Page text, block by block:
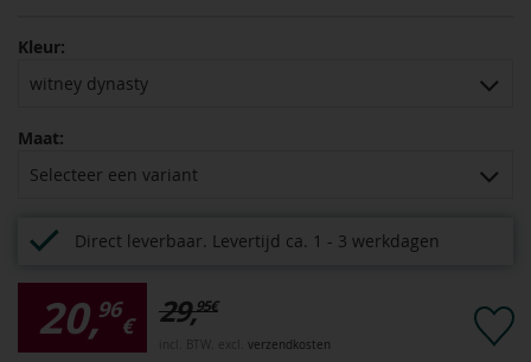
Kleur:
witney dynasty
Maat:
Selecteer een variant
Direct leverbaar. Levertijd ca. 1 - 3 werkdagen
20,96
€ 29,95€
incl. BTW. excl. verzendkosten